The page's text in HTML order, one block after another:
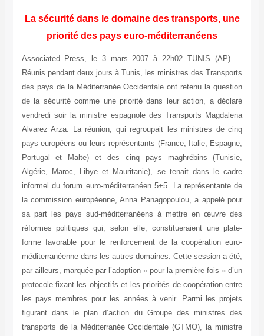
La sécurité dans le domaine des transports, une
priorité des pays euro-méditerranéens
Associated Press, le 3 mars 2007 à 22h02 TUNIS (AP) —
Réunis pendant deux jours à Tunis, les ministres des Transports
des pays de la Méditerranée Occidentale ont retenu la question
de la sécurité comme une priorité dans leur action, a déclaré
vendredi soir la ministre espagnole des Transports Magdalena
Alvarez Arza. La réunion, qui regroupait les ministres de cinq
pays européens ou leurs représentants (France, Italie, Espagne,
Portugal et Malte) et des cinq pays maghrébins (Tunisie,
Algérie, Maroc, Libye et Mauritanie), se tenait dans le cadre
informel du forum euro-méditerranéen 5+5. La représentante de
la commission européenne, Anna Panagopoulou, a appelé pour
sa part les pays sud-méditerranéens à mettre en œuvre des
réformes politiques qui, selon elle, constitueraient une plate-
forme favorable pour le renforcement de la coopération euro-
méditerranéenne dans les autres domaines. Cette session a été,
par ailleurs, marquée par l’adoption « pour la première fois » d’un
protocole fixant les objectifs et les priorités de coopération entre
les pays membres pour les années à venir. Parmi les projets
figurant dans le plan d’action du Groupe des ministres des
transports de la Méditerranée Occidentale (GTMO), la ministre